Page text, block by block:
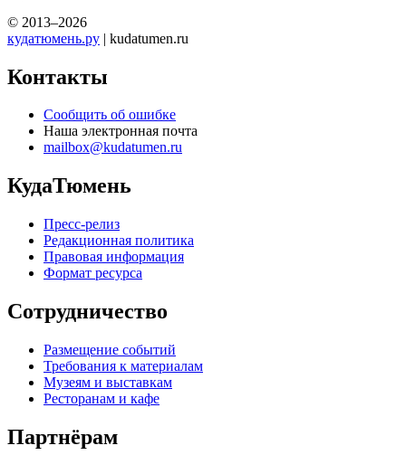
© 2013–2026
кудатюмень.ру | kudatumen.ru
Контакты
Сообщить об ошибке
Наша электронная почта
mailbox@kudatumen.ru
КудаТюмень
Пресс-релиз
Редакционная политика
Правовая информация
Формат ресурса
Сотрудничество
Размещение событий
Требования к материалам
Музеям и выставкам
Ресторанам и кафе
Партнёрам